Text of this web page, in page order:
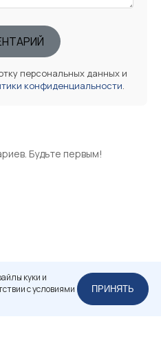
персональных данных и
конфиденциальности.
Будьте первым!
куки и
с условиями
ПРИНЯТЬ